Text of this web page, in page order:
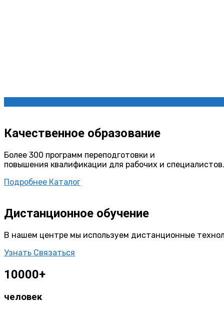
Качественное образование
Более 300 программ переподготовки и
повышения квалификации для рабочих и специалистов.
Подробнее Каталог
Дистанционное обучение
В нашем центре мы используем дистанционные
Узнать Связаться
10000+
человек